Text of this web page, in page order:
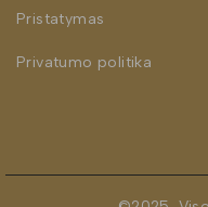
Pristatymas
Privatumo politika